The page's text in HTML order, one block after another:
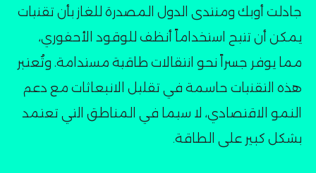
جادلت أوبك ومنتدى الدول المصدرة للغاز بأن تقنيات
يمكن أن تتيح استخداماً أنظف للوقود الأحفوري،
مما يوفر جسراً نحو انتقالات طاقية مستدامة. وتُعتبر
هذه التقنيات حاسمة في تقليل الانبعاثات مع دعم
النمو الاقتصادي، لا سيما في المناطق التي تعتمد
بشكل كبير على الطاقة۔